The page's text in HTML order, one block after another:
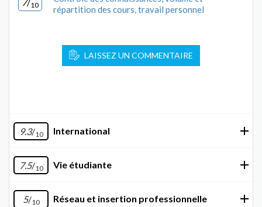
10
répartition des cours, travail personnel
LAISSEZ UN COMMENTAIRE
9.3/10 International
7.5/10 Vie étudiante
5/10 Réseau et insertion professionnelle